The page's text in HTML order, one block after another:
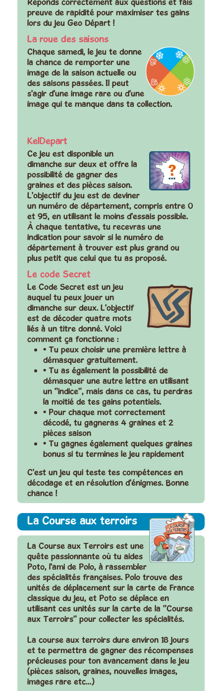
preuve de rapidité pour maximiser tes gains
lors du jeu Geo Départ !
La roue des saisons
Chaque samedi, le jeu te donne
la chance de remporter une
image de la saison actuelle ou
des saisons passées. Il peut
s'agir d'une image rare ou d'une
image qui te manque dans ta collection.
KelDepart
Ce jeu est disponible un
dimanche sur deux et offre la
possibilité de gagner des
graines et des pièces saison.
L'objectif du jeu est de deviner
un numéro de département, compris entre 0
et 95, en utilisant le moins d'essais possible.
À chaque tentative, tu recevras une
indication pour savoir si le numéro de
département à trouver est plus grand ou
plus petit que celui que tu as proposé.
Le code Secret
Le Code Secret est un jeu
auquel tu peux jouer un
dimanche sur deux. L'objectif
est de décoder quatre mots
liés à un titre donné. Voici
comment ça fonctionne :
• Tu peux choisir une première lettre à
démasquer gratuitement.
• Tu as également la possibilité de
démasquer une autre lettre en utilisant
un "indice", mais dans ce cas, tu perdras
la moitié de tes gains potentiels.
• Pour chaque mot correctement
décodé, tu gagneras 4 graines et 2
pièces saison
• Tu gagnes également quelques graines
bonus si tu termines le jeu rapidement
C'est un jeu qui teste tes compétences en
décodage et en résolution d'énigmes. Bonne
chance !
La Course aux terroirs
La Course aux Terroirs est une
quête passionnante où tu aides
Poto, l'ami de Polo, à rassembler
des spécialités françaises. Polotrouve des
unités de déplacement sur la carte de France
classique du jeu, et Poto se déplace en
utilisant ces unités sur la carte de la "Course
aux Terroirs" pour collecter les spécialités.
La course aux terroirs dure environ 18 jours
et te permettra de gagner des récompenses
précieuses pour ton avancement dans le jeu
(pièces saison, graines, nouvelles images,
images rare etc…)